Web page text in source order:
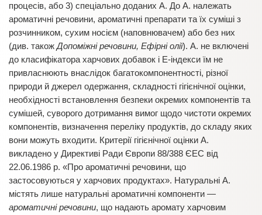
процесів, або 3) спеціально доданих А. До А. належать
ароматичні речовини, ароматичні препарати та їх суміші з
розчинником, сухим носієм (наповнювачем) або без них
(див. також Допоміжні речовини, Ефірні олії). А. не включені
до класифікатора харчових добавок і Е-індекси їм не
привласнюють внаслідок багатокомпонентності, різної
природи й джерел одержання, складності гігієнічної оцінки,
необхідності встановлення безпеки окремих компонентів та
сумішей, суворого дотримання вимог щодо чистоти окремих
компонентів, визначення переліку продуктів, до складу яких
вони можуть входити. Критерії гігієнічної оцінки А.
викладено у Директиві Ради Європи 88/388 ЄЕС від
22.06.1986 р. «Про ароматичні речовини, що
застосовуються у харчових продуктах». Натуральні А.
містять лише натуральні ароматичні компоненти —
ароматичні речовини, що надають аромату харчовим